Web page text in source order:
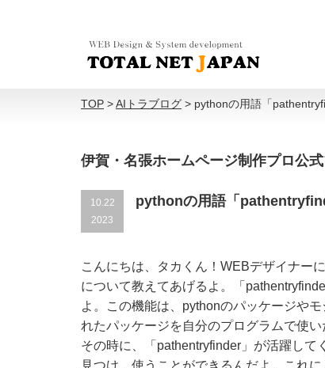
TOP >AIトラブログ > pythonの用語「
伊賀・名張ホームページ制作プロ公
10.22
2023
pythonの用語「
こんにちは、タカくん！WEBデザイナー
について教えてあげるよ。「
よ。この機能は、pythonのパッケージや
れたパッケージを自分のプログラムで使
その時に、「pathentryfinder」が活躍し
見つけ、使うことができるんだよ。これ